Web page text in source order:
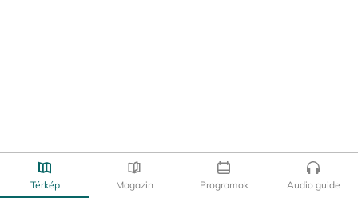
Térkép Magazin Programok Audio guide